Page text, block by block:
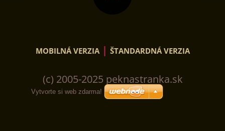
MOBILNÁ VERZIA | ŠTANDARDNÁ VERZIA
(c) 2005-2025 peknastranka.sk
Vytvorte si web zdarma!